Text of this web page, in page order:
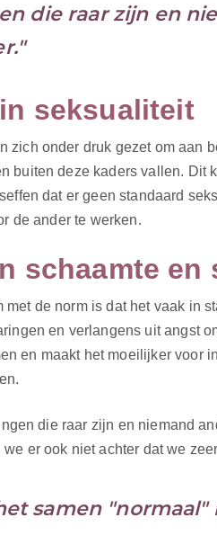
die raar zijn en
seksualiteit
zich onder druk gezet om aan
buiten deze kaders vallen. Dit
dat er geen standaard
de ander te werken.
schaamte en
met de norm is dat het vaak in
en verlangens uit angst
en maakt het moeilijker voor
die raar zijn en niemand
er ook niet achter dat we
samen